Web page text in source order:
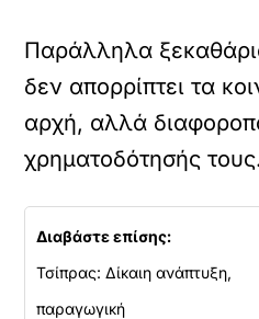
Παράλληλα
δεν απορρίπτει τα
αρχή, αλλά
χρηματοδότησής
Διαβάστε επίσης:
Τσίπρας: Δίκαιη ανάπτυξη,
παραγωγική